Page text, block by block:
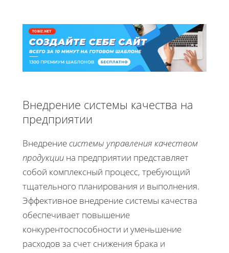
Внедрение системы качества на
предприятии
Внедрениесистемы управления качеством
продукции на предприятии представляет
собой комплексный процесс, требующий
тщательного планирования и выполнения.
Эффективное внедрение системы качества
обеспечивает повышение
конкурентоспособности и уменьшение
расходов за счет снижения брака и